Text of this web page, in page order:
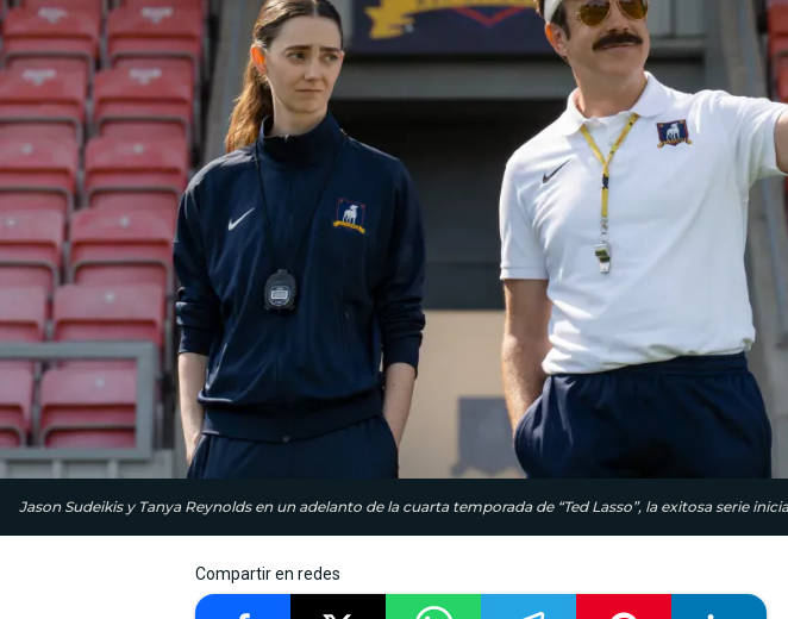
Jason Sudeikis y Tanya Reynolds en un adelanto de la cuarta temporada de “Ted Lasso”, la exitosa serie
Compartir en redes